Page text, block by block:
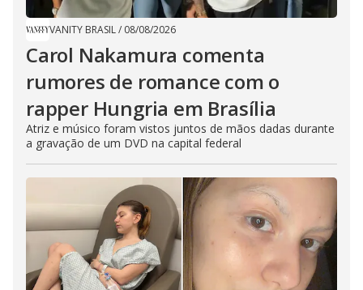
VANITY BRASIL/ 08/08/2026
Carol Nakamura comenta
rumores de romance com o
rapper Hungria em Brasília
Atriz e músico foram vistos juntos de mãos dadas durante
a gravação de um DVD na capital federal